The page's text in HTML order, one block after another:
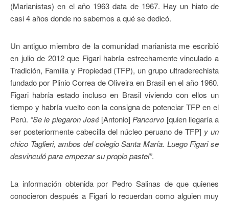
(Marianistas) en el año 1963 data de 1967. Hay un hiato de
casi 4 años donde no sabemos a qué se dedicó.
Un antiguo miembro de la comunidad marianista me escribió
en julio de 2012 que Figari habría estrechamente vinculado a
Tradición, Familia y Propiedad (TFP), un grupo ultraderechista
fundado por Plinio Correa de Oliveira en Brasil en el año 1960.
Figari habría estado incluso en Brasil viviendo con ellos un
tiempo y habría vuelto con la consigna de potenciar TFP en el
Perú. “Se le plegaron José [Antonio] Pancorvo [quien llegaría a
ser posteriormente cabecilla del núcleo peruano de TFP] y un
chico Taglieri, ambos del colegio Santa María. Luego Figari se
desvinculó para empezar su propio pastel”.
La información obtenida por Pedro Salinas de que quienes
conocieron después a Figari lo recuerdan como alguien muy